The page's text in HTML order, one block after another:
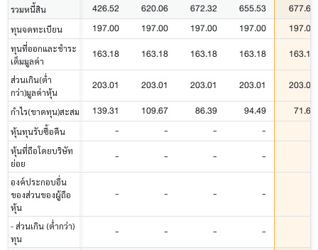
รวมหนี้สิน 426.52 620.06 672.32 655.53 677.64
ทุนจดทะเบียน 197.00 197.00 197.00 197.00 197.00
ทุนที่ออกและชำระ
เต็มมูลค่า
163.18 163.18 163.18 163.18 163.18
ส่วนเกิน(ต่ำ
กว่า)มูลค่าหุ้น
203.01 203.01 203.01 203.01 203.01
กำไร(ขาดทุน)สะสม 139.31 109.67 86.39 94.49 71.69
หุ้นทุนรับซื้อคืน - - - -
หุ้นที่ถือโดยบริษัท
ย่อย
- - - -
องค์ประกอบอื่น
ของส่วนของผู้ถือ
หุ้น
- - - -
- ส่วนเกิน (ต่ำกว่า)
ทุน
- - - -